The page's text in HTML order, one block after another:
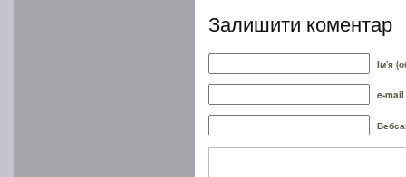
Залишити коментар
Ім'я
e-mail